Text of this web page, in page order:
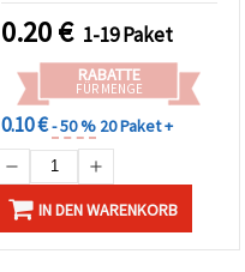
0.20€ 1-19 Paket
RABATTE
FÜR MENGE
0.10 €- 50 % 20 Paket +
IN DEN WARENKORB